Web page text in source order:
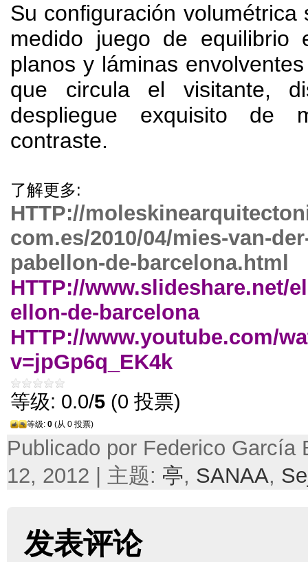
Su configuración volumétrica
medido juego de equilibrio
planos y láminas
que circula el visitante,
despliegue exquisito de
contraste.
了解更多:
HTTP://
com.es/2010/04/mies-van-
pabellon-de-barcelona.html
HTTP://www.slideshare.net/
ellon-de-barcelona
HTTP://www.youtube.com/
v=jpGp6q_EK4k
等级: 0.0/5 (0 投票)
等级: 0 (从 0 投票)
Publicado por Federico García
12, 2012 | 主题: 亭, SANAA,
发表评论